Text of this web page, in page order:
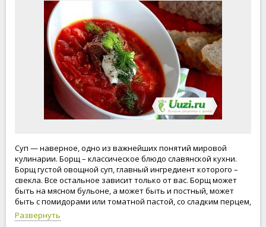
Суп — наверное, одно из важнейших понятий мировой
кулинарии. Борщ – классическое блюдо славянской кухни.
Борщ густой овощной суп, главный ингредиент которого –
свекла. Все остальное зависит только от вас. Борщ может
быть на мясном бульоне, а может быть и постный, может
быть с помидорами или томатной пастой, со сладким перцем,
сельдереем и даже с рыбой. Московский, украинский или
литовский, с пампушками, черносливом или грибами, по-
Развернуть